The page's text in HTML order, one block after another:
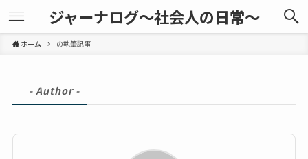
ジャーナログ～社会人の日常～
ホーム の執筆記事
- Author -